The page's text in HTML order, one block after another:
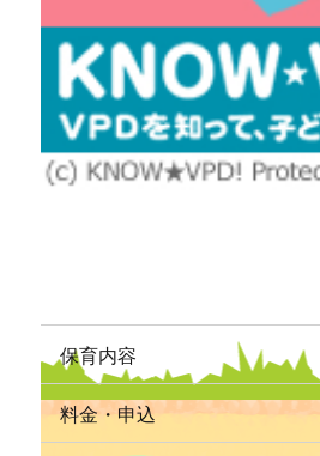
保育内容
料金・申込